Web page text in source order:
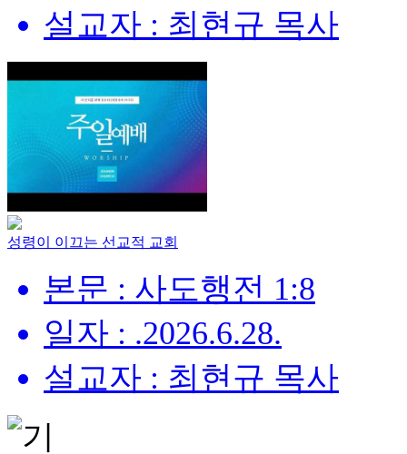
설교자 : 최현규 목사
성령이 이끄는 선교적 교회
본문 : 사도행전 1:8
일자 : .2026.6.28.
설교자 : 최현규 목사